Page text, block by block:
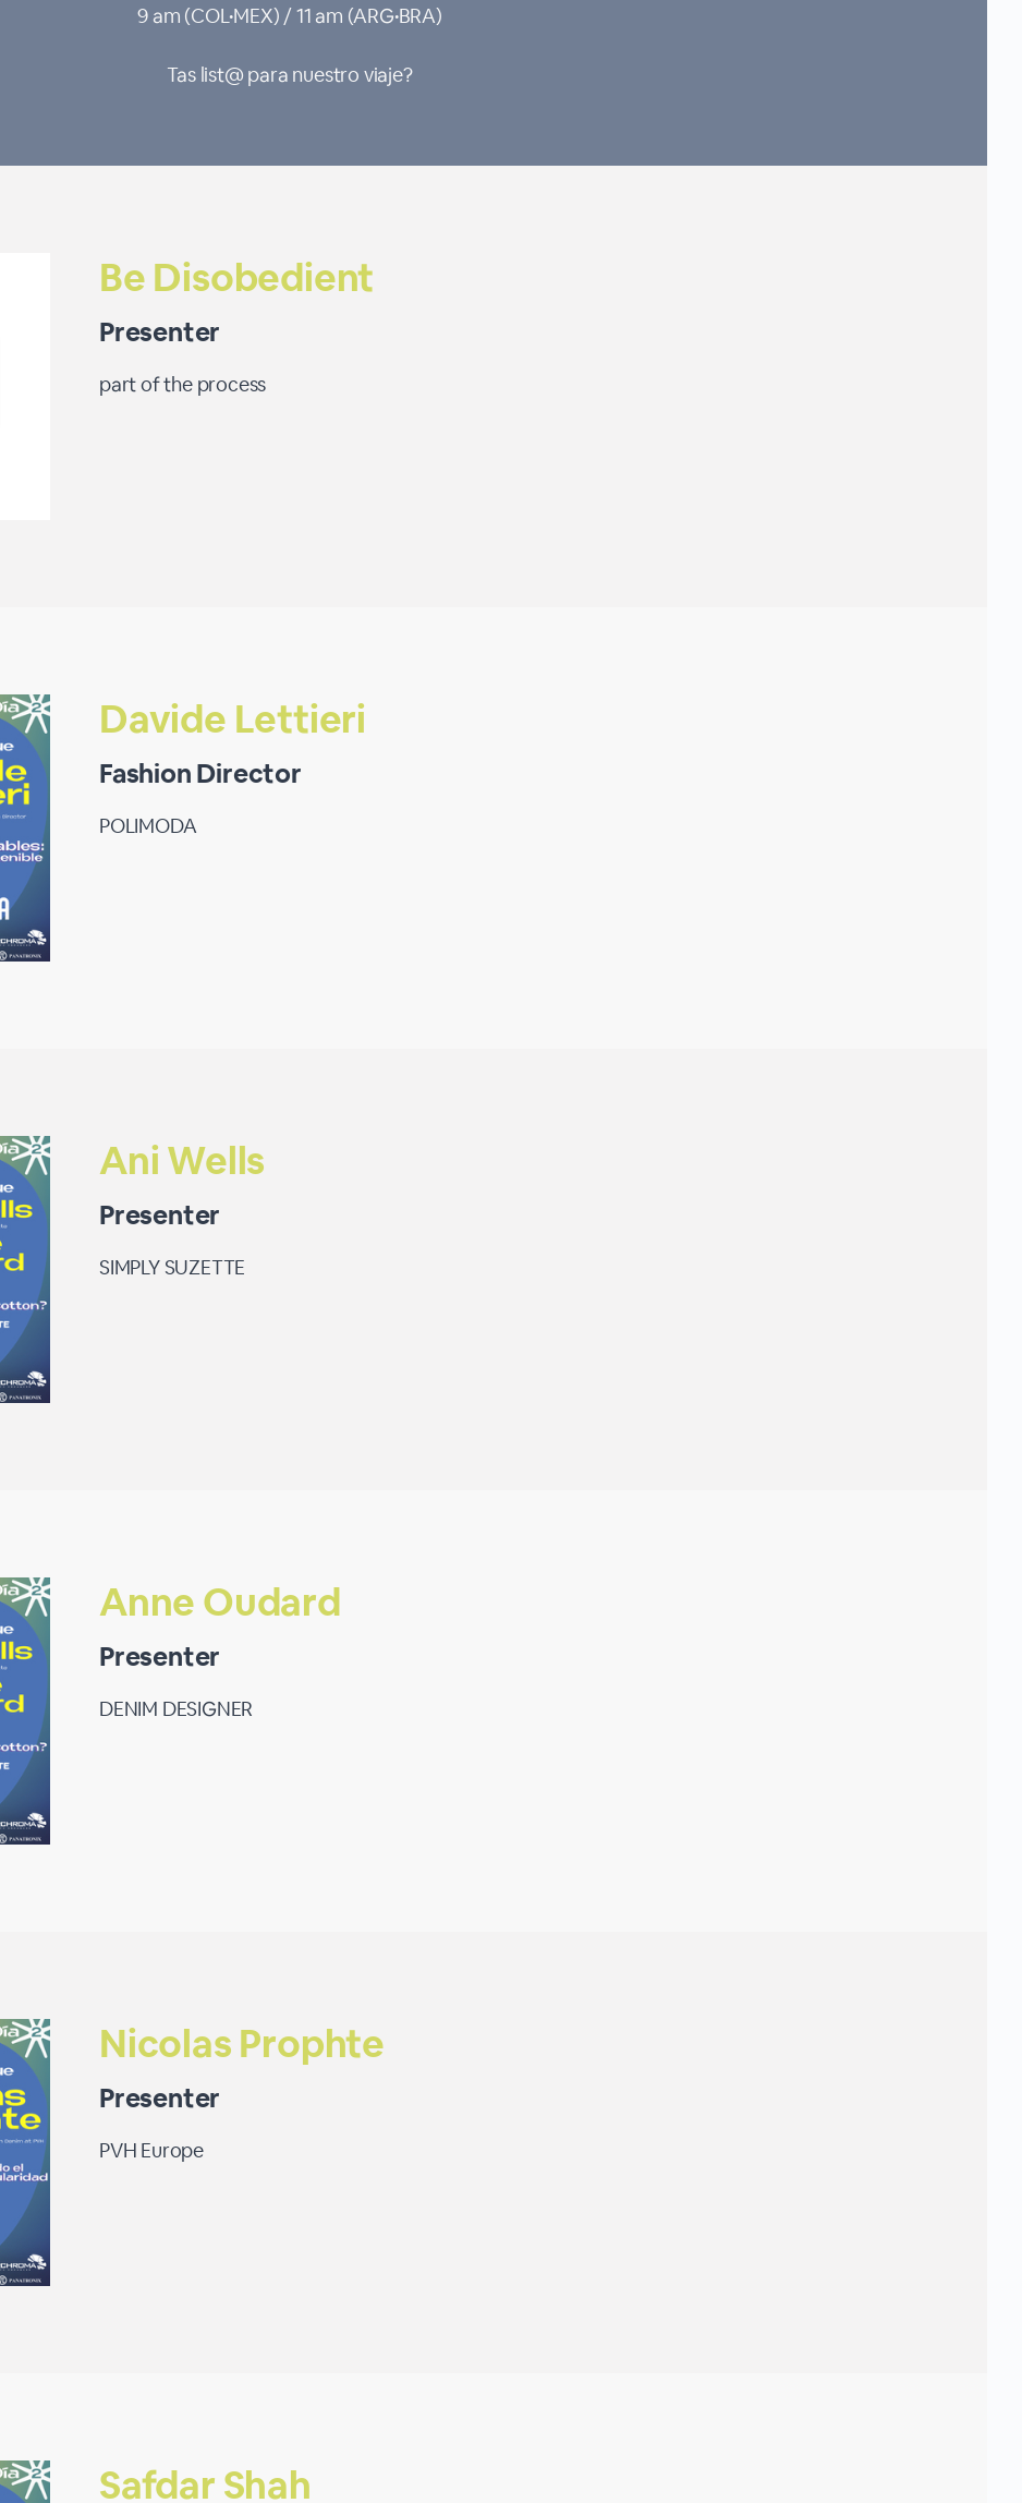
9 am (COL•MEX) / 11 am (ARG•BRA)
Tas list@ para nuestro viaje?
Be Disobedient
Presenter
part of the process
Davide Lettieri
Fashion Director
POLIMODA
Ani Wells
Presenter
SIMPLY SUZETTE
Anne Oudard
Presenter
DENIM DESIGNER
Nicolas Prophte
Presenter
PVH Europe
Safdar Shah